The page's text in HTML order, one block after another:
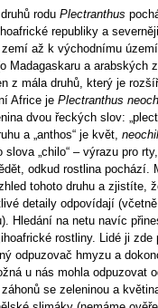
rodu Plectranthus
republiky a severněji
až k východnímu území
Madagaskaru a arabských
z mála druhů, který je
Africe je Plectranthus
dvou řeckých slov:
a „anthos“ je květ,
„chilo“ – výrazu pro
odkud rostlina pochází.
tohoto druhu a zjistíte,
detaily odpovídají
Hledání na netu navíc
rostliny. Lidé ji zde
odpuzovač hmyzu a
u nás mohla odpuzovat
se zeleninou a